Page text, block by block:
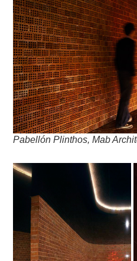
Pabellón Plinthos, Mab